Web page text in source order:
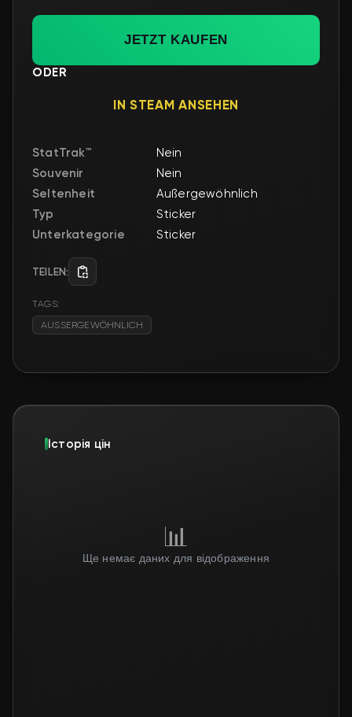
JETZT KAUFEN
ODER
IN STEAM ANSEHEN
StatTrak™
Nein
Souvenir
Nein
Seltenheit
Außergewöhnlich
Typ
Sticker
Unterkategorie
Sticker
TEILEN:
TAGS:
AUSSERGEWÖHNLICH
Історія цін
📊
Ще немає даних для відображення